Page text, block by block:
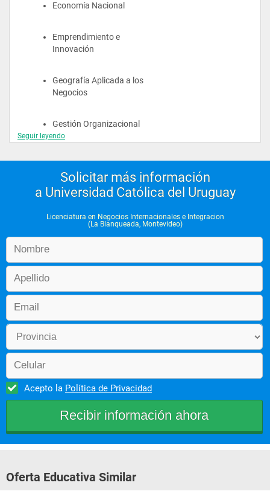
Economía Nacional
Emprendimiento e
Innovación
Geografía Aplicada a los
Negocios
Gestión Organizacional
Información Financiera
Negocios Globales
Reto empresarial I
Segundo Año
Análisis Estratégico
Seguir leyendo
Solicitar más información
a Universidad Católica del Uruguay
Licenciatura en Negocios Internacionales e Integracion
(La Blanqueada, Montevideo)
Acepto la Política de Privacidad
Oferta Educativa Similar